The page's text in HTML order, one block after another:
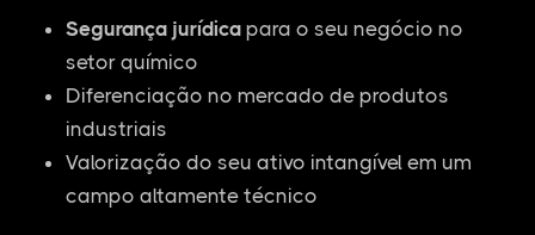
Segurança jurídica para o seu negócio no
setor químico
Diferenciação no mercado de produtos
industriais
Valorização do seu ativo intangível em um
campo altamente técnico